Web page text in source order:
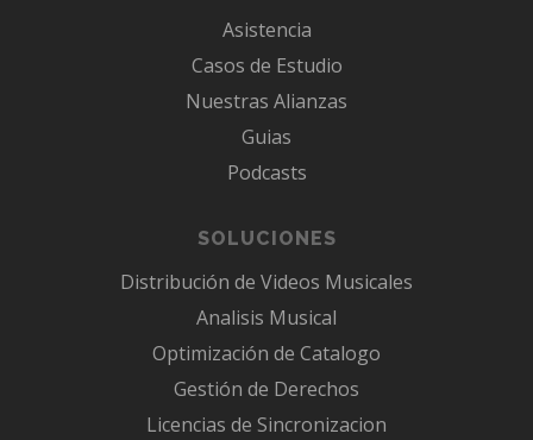
Asistencia
Casos de Estudio
Nuestras Alianzas
Guias
Podcasts
SOLUCIONES
Distribución de Videos Musicales
Analisis Musical
Optimización de Catalogo
Gestión de Derechos
Licencias de Sincronizacion